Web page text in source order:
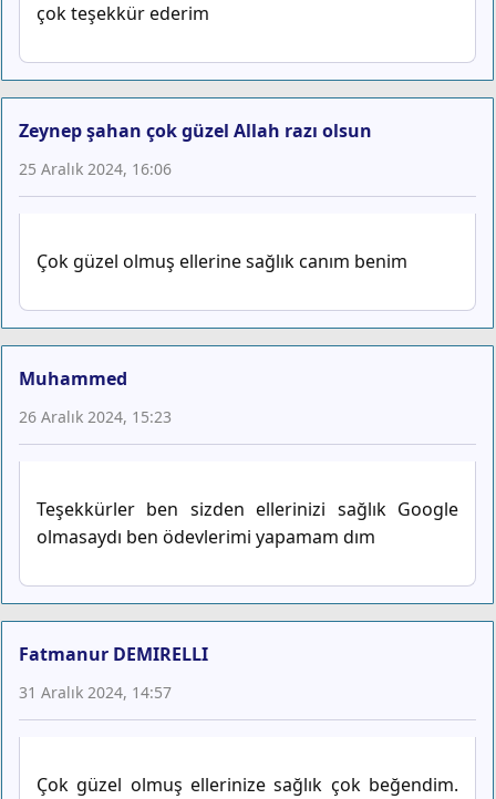
çok teşekkür ederim
Zeynep şahan çok güzel Allah razı olsun
25 Aralık 2024, 16:06
Çok güzel olmuş ellerine sağlık canım benim
Muhammed
26 Aralık 2024, 15:23
Teşekkürler ben sizden ellerinizi sağlık Google
olmasaydı ben ödevlerimi yapamam dım
Fatmanur DEMIRELLI
31 Aralık 2024, 14:57
Çok güzel olmuş ellerinize sağlık çok beğendim.